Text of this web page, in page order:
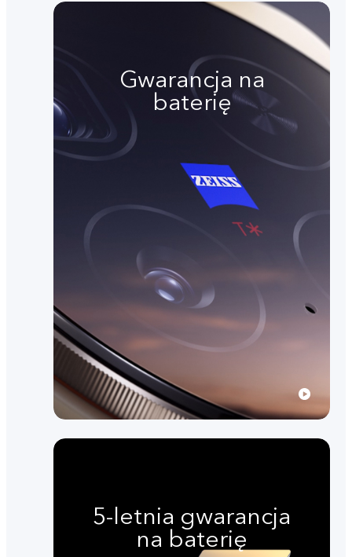
Gwarancja na
baterię
5-letnia gwarancja
na baterię